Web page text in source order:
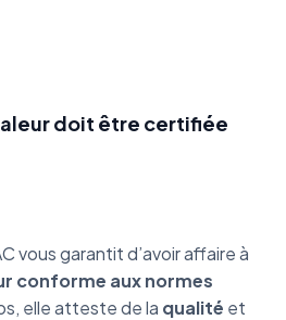
doit être certifiée
vous garantit d’avoir affaire à
conforme aux normes
elle atteste de la qualité et